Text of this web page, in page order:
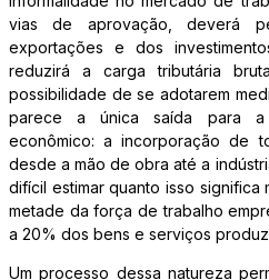
vias de aprovação, deverá
exportações e dos
reduzirá a carga tributária
possibilidade de se adotarem
parece a única saída para a
econômico: a incorporação de
desde a mão de obra até a
difícil estimar quanto isso significa
metade da força de trabalho
a 20% dos bens e serviços
Um processo dessa natureza